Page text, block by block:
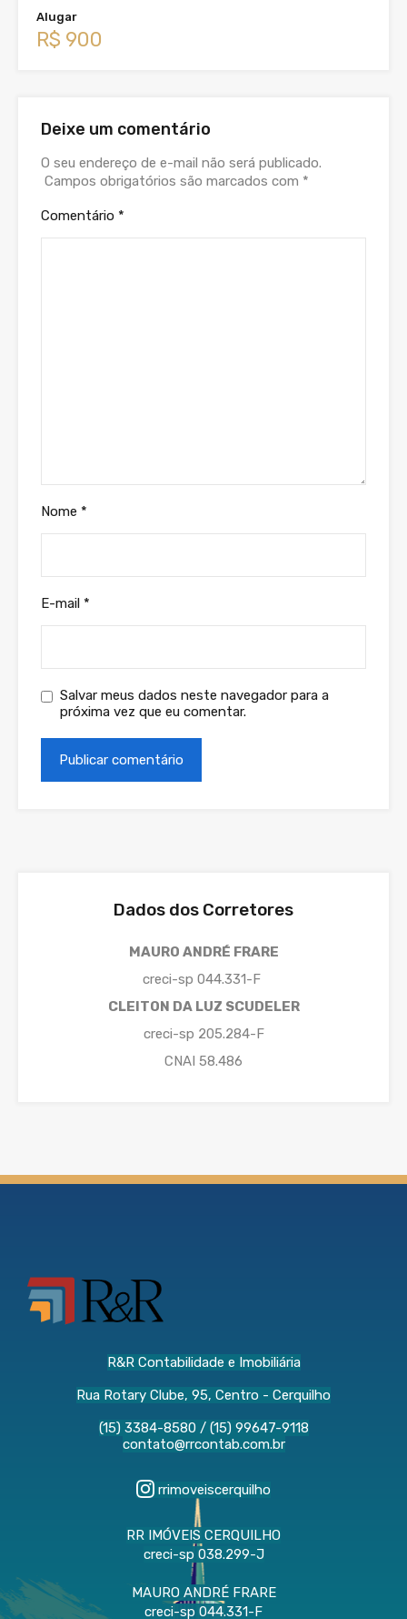
Alugar
R$ 900
Deixe um comentário
O seu endereço de e-mail não será publicado.
Campos obrigatórios são marcados com *
Comentário *
Nome *
E-mail *
Salvar meus dados neste navegador para a
próxima vez que eu comentar.
Dados dos Corretores
MAURO ANDRÉ FRARE
creci-sp 044.331-F
CLEITON DA LUZ SCUDELER
creci-sp 205.284-F
CNAI 58.486
R&R Contabilidade e Imobiliária
Rua Rotary Clube, 95, Centro - Cerquilho
(15) 3384-8580/ (15) 99647-9118
contato@rrcontab.com.br
rrimoveiscerquilho
RR IMÓVEIS CERQUILHO
creci-sp 038.299-J
MAURO ANDRÉ FRARE
creci-sp 044.331-F